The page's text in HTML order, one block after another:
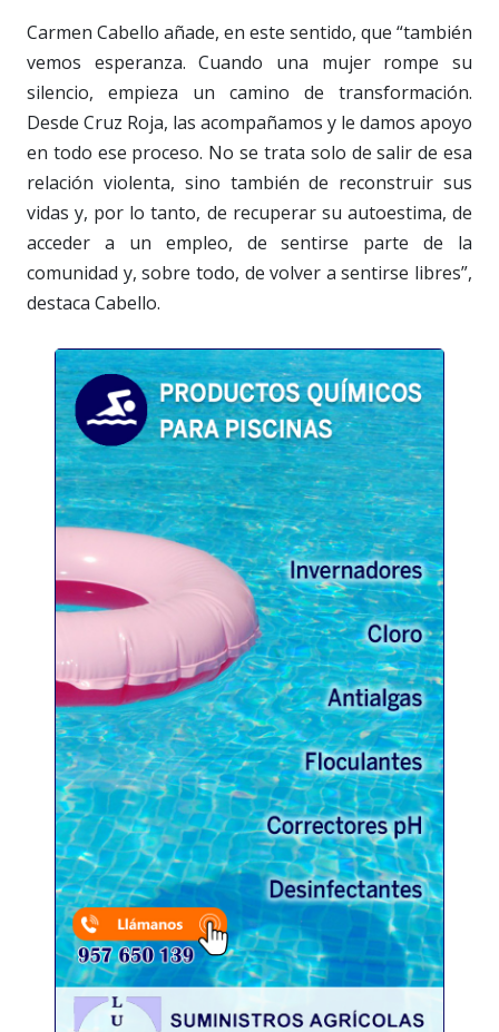
Carmen Cabello añade, en este sentido, que “también
vemos esperanza. Cuando una mujer rompe su
silencio, empieza un camino de transformación.
Desde Cruz Roja, las acompañamos y le damos apoyo
en todo ese proceso. No se trata solo de salir de esa
relación violenta, sino también de reconstruir sus
vidas y, por lo tanto, de recuperar su autoestima, de
acceder a un empleo, de sentirse parte de la
comunidad y, sobre todo, de volver a sentirse libres”,
destaca Cabello.